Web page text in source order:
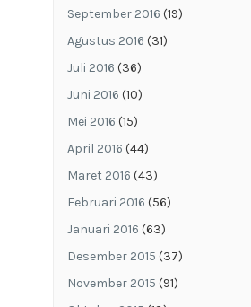
September 2016 (19)
Agustus 2016 (31)
Juli 2016 (36)
Juni 2016 (10)
Mei 2016 (15)
April 2016 (44)
Maret 2016 (43)
Februari 2016 (56)
Januari 2016 (63)
Desember 2015 (37)
November 2015 (91)